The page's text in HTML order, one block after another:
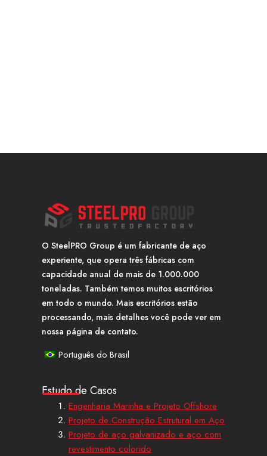
O SteelPRO Group é um fabricante de aço
experiente, que opera três fábricas com
capacidade anual de mais de 1.000.000
toneladas. Também temos muitos escritórios
em todo o mundo. Mais escritórios estão
processando, mais detalhes você pode ver em
nossa página de contato.
Português do Brasil
Estudo de Casos
Engenharia Marinha e Projeto Offshore
Projeto de Construção Estrutural em Aço
Projeto de aço galvanizado e aço com
revestimento colorido